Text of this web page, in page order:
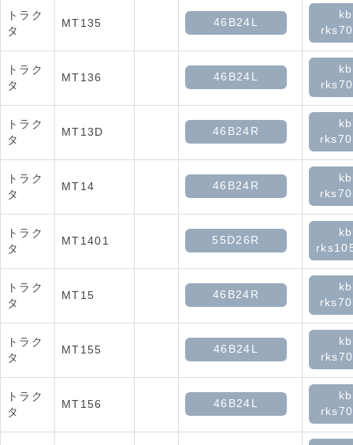
トラク
タ
MT135 46B24L
トラク
タ
MT136 46B24L
トラク
タ
MT13D 46B24R
トラク
タ
MT14 46B24R
トラク
タ
MT1401 55D26R
トラク
タ
MT15 46B24R
トラク
タ
MT155 46B24L
トラク
タ
MT156 46B24L